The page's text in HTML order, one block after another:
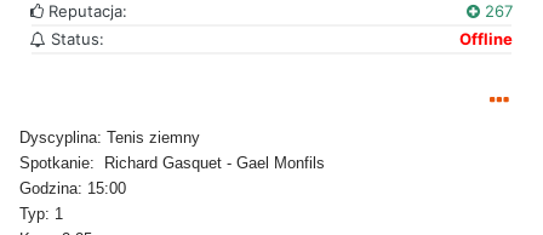
Reputacja:
267
Status:
Offline
Dyscyplina: Tenis ziemny
Spotkanie: Richard Gasquet - Gael Monfils
Godzina: 15:00
Typ: 1